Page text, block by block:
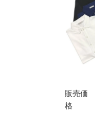
販売価
格